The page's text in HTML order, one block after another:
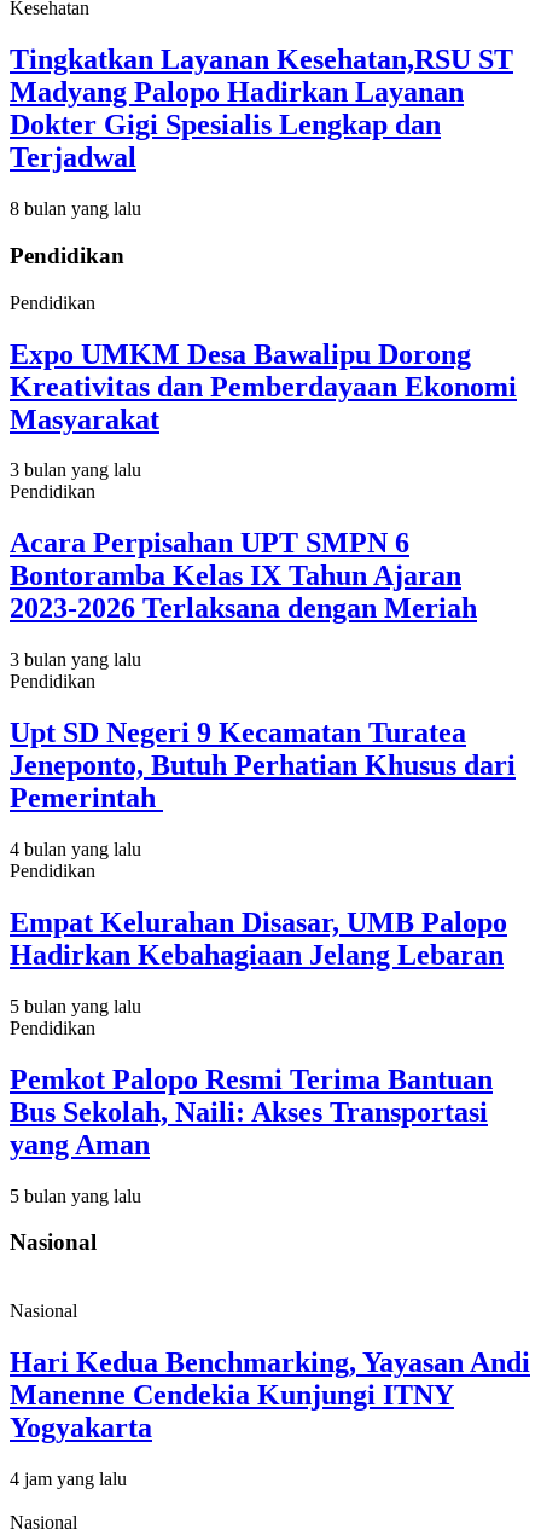
Kesehatan
Tingkatkan Layanan Kesehatan,RSU ST
Madyang Palopo Hadirkan Layanan
Dokter Gigi Spesialis Lengkap dan
Terjadwal
8 bulan yang lalu
Pendidikan
Pendidikan
Expo UMKM Desa Bawalipu Dorong
Kreativitas dan Pemberdayaan Ekonomi
Masyarakat
3 bulan yang lalu
Pendidikan
Acara Perpisahan UPT SMPN 6
Bontoramba Kelas IX Tahun Ajaran
2023-2026 Terlaksana dengan Meriah
3 bulan yang lalu
Pendidikan
Upt SD Negeri 9 Kecamatan Turatea
Jeneponto, Butuh Perhatian Khusus dari
Pemerintah
4 bulan yang lalu
Pendidikan
Empat Kelurahan Disasar, UMB Palopo
Hadirkan Kebahagiaan Jelang Lebaran
5 bulan yang lalu
Pendidikan
Pemkot Palopo Resmi Terima Bantuan
Bus Sekolah, Naili: Akses Transportasi
yang Aman
5 bulan yang lalu
Nasional
Nasional
Hari Kedua Benchmarking, Yayasan Andi
Manenne Cendekia Kunjungi ITNY
Yogyakarta
4 jam yang lalu
Nasional